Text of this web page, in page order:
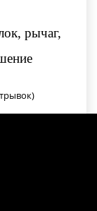
рычаг,